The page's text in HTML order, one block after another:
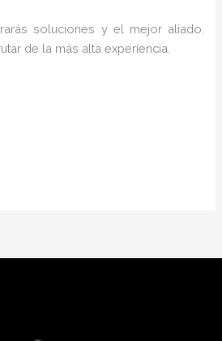
soluciones y el mejor aliado.
de la más alta experiencia.